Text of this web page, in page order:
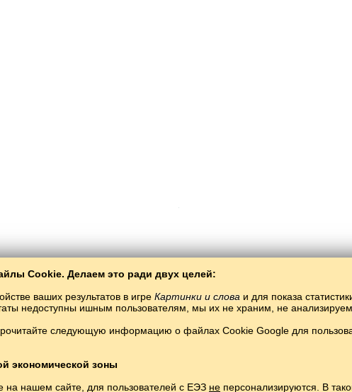
Cookie. Делаем это ради двух целей:
ваших результатов в игре Картинки и слова и для показа
недоступны ишным пользователям, мы их не храним, не
следующую информацию о файлах Cookie Google для
экономической зоны
нашем сайте, для пользователей с ЕЭЗ не персонализируются. В
Бөтен хокуклары якланган